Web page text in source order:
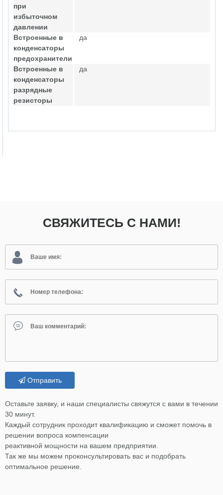
при
избыточном
давлении
Встроенные в
конденсаторы
предохранители
да
Встроенные в
конденсаторы
разрядные
резисторы
да
СВЯЖИТЕСЬ С НАМИ!
Отправить
Оставьте заявку, и наши специалисты свяжутся с вами в течении
30 минут.
Каждый сотрудник проходит квалификацию и сможет помочь в
решении вопроса компенсации
реактивной мощности на вашем предприятии.
Так же мы можем проконсультировать вас и подобрать
оптимальное решение.